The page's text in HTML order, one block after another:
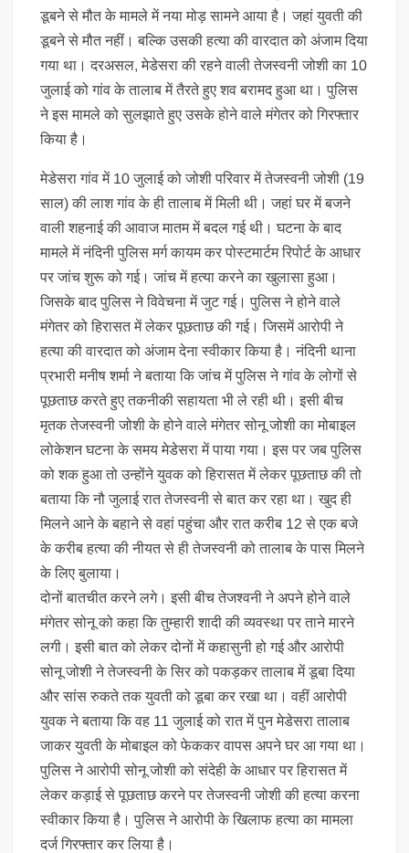
डूबने से मौत के मामले में नया मोड़ सामने आया है। जहां युवती की
डूबने से मौत नहीं। बल्कि उसकी हत्या की वारदात को अंजाम दिया
गया था। दरअसल, मेडेसरा की रहने वाली तेजस्वनी जोशी का 10
जुलाई को गांव के तालाब में तैरते हुए शव बरामद हुआ था। पुलिस
ने इस मामले को सुलझाते हुए उसके होने वाले मंगेतर को गिरफ्तार
किया है।
मेडेसरा गांव में 10 जुलाई को जोशी परिवार में तेजस्वनी जोशी (19
साल) की लाश गांव के ही तालाब में मिली थी। जहां घर में बजने
वाली शहनाई की आवाज मातम में बदल गई थी। घटना के बाद
मामले में नंदिनी पुलिस मर्ग कायम कर पोस्टमार्टम रिपोर्ट के आधार
पर जांच शुरू को गई। जांच में हत्या करने का खुलासा हुआ।
जिसके बाद पुलिस ने विवेचना में जुट गई। पुलिस ने होने वाले
मंगेतर को हिरासत में लेकर पूछताछ की गई। जिसमें आरोपी ने
हत्या की वारदात को अंजाम देना स्वीकार किया है। नंदिनी थाना
प्रभारी मनीष शर्मा ने बताया कि जांच में पुलिस ने गांव के लोगों से
पूछताछ करते हुए तकनीकी सहायता भी ले रही थी। इसी बीच
मृतक तेजस्वनी जोशी के होने वाले मंगेतर सोनू जोशी का मोबाइल
लोकेशन घटना के समय मेडेसरा में पाया गया। इस पर जब पुलिस
को शक हुआ तो उन्होंने युवक को हिरासत में लेकर पूछताछ की तो
बताया कि नौ जुलाई रात तेजस्वनी से बात कर रहा था। खुद ही
मिलने आने के बहाने से वहां पहुंचा और रात करीब 12 से एक बजे
के करीब हत्या की नीयत से ही तेजस्वनी को तालाब के पास मिलने
के लिए बुलाया।
दोनों बातचीत करने लगे। इसी बीच तेजश्वनी ने अपने होने वाले
मंगेतर सोनू को कहा कि तुम्हारी शादी की व्यवस्था पर ताने मारने
लगी। इसी बात को लेकर दोनों में कहासुनी हो गई और आरोपी
सोनू जोशी ने तेजस्वनी के सिर को पकड़कर तालाब में डूबा दिया
और सांस रुकते तक युवती को डूबा कर रखा था। वहीं आरोपी
युवक ने बताया कि वह 11 जुलाई को रात में पुन मेडेसरा तालाब
जाकर युवती के मोबाइल को फेककर वापस अपने घर आ गया था।
पुलिस ने आरोपी सोनू जोशी को संदेही के आधार पर हिरासत में
लेकर कड़ाई से पूछताछ करने पर तेजस्वनी जोशी की हत्या करना
स्वीकार किया है। पुलिस ने आरोपी के खिलाफ हत्या का मामला
दर्ज गिरफ्तार कर लिया है।